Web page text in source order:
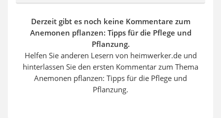
Derzeit gibt es noch keine Kommentare zum
Anemonen pflanzen: Tipps für die Pflege und
Pflanzung.
Helfen Sie anderen Lesern von heimwerker.de und
hinterlassen Sie den ersten Kommentar zum Thema
Anemonen pflanzen: Tipps für die Pflege und
Pflanzung.